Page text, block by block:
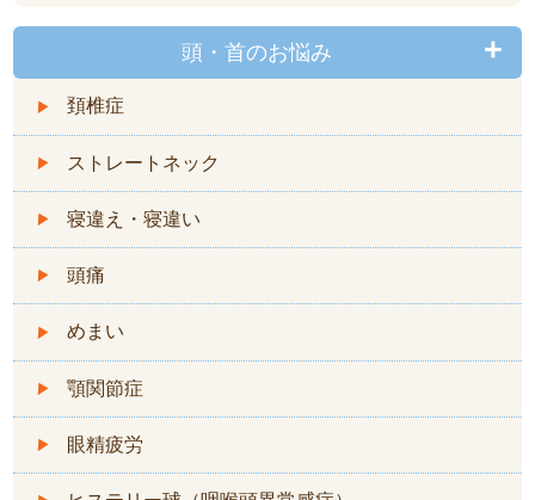
頭・首のお悩み
頚椎症
ストレートネック
寝違え・寝違い
頭痛
めまい
顎関節症
眼精疲労